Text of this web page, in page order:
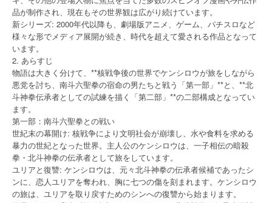
品が制作され、現在もその世界観は広がり続けています。
新シリーズ: 2000年代以降も、劇場版アニメ、ゲーム、パチスロなど
様々な形でメディア展開が続き、時代を超えて愛される作品となって
います。
2. あらすじ
物語は大きく分けて、**核戦争後の世界でケンシロウが旅をしながら
悪党を討ち、南斗六聖拳の宿命の男たちと戦う「第一部」**と、**北
斗神拳伝承者としての試練を描く「第二部」**の二部構成となってい
ます。
第一部：南斗六聖拳との戦い
世紀末の幕開け: 核戦争により文明社会が崩壊し、水や食料を求める
暴力の世紀となった世界。主人公のケンシロウは、一子相伝の暗殺
拳・北斗神拳の伝承者として旅をしています。
ユリアと復讐: ケンシロウは、元々北斗神拳の伝承者候補であったシ
ンに、恋人ユリアを奪われ、胸に七つの傷を刻まれます。ケンシロウ
の旅は、ユリアを取り戻すためのシンへの復讐から始まります。